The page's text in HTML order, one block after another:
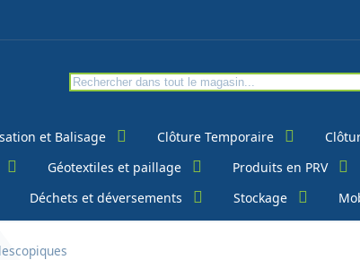
et Balisage Clôture Temporaire
Géotextiles et paillage Produits en PRV
Déchets et déversements Stockage